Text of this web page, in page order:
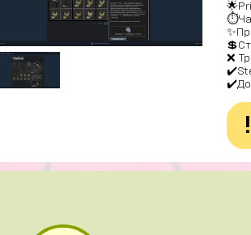
❌
!